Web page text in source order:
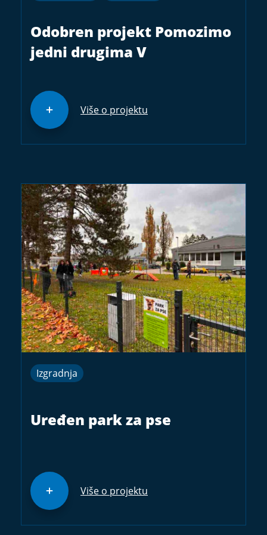
Odobren projekt Pomozimo
jedni drugima V
Više o projektu
Izgradnja
Uređen park za pse
Više o projektu